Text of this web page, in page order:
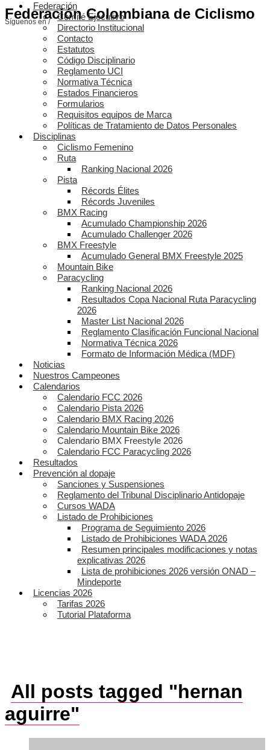
Federación Colombiana de Ciclismo
Síguenos en /
Federación
Comité Ejecutivo
Directorio Institucional
Contacto
Estatutos
Código Disciplinario
Reglamento UCI
Normativa Técnica
Estados Financieros
Formularios
Requisitos equipos de Marca
Políticas de Tratamiento de Datos Personales
Disciplinas
Ciclismo Femenino
Ruta
Ranking Nacional 2026
Pista
Récords Élites
Récords Juveniles
BMX Racing
Acumulado Championship 2026
Acumulado Challenger 2026
BMX Freestyle
Acumulado General BMX Freestyle 2025
Mountain Bike
Paracycling
Ranking Nacional 2026
Resultados Copa Nacional Ruta Paracycling
2026
Master List Nacional 2026
Reglamento Clasificación Funcional Nacional
Normativa Técnica 2026
Formato de Información Médica (MDF)
Noticias
Nuestros Campeones
Calendarios
Calendario FCC 2026
Calendario Pista 2026
Calendario BMX Racing 2026
Calendario Mountain Bike 2026
Calendario BMX Freestyle 2026
Calendario FCC Paracycling 2026
Resultados
Prevención al dopaje
Sanciones y Suspensiones
Reglamento del Tribunal Disciplinario Antidopaje
Cursos WADA
Listado de Prohibiciones
Programa de Seguimiento 2026
Listado de Prohibiciones WADA 2026
Resumen principales modificaciones y notas
explicativas 2026
Lista de prohibiciones 2026 versión ONAD –
Mindeporte
Licencias 2026
Tarifas 2026
Tutorial Plataforma
All posts tagged "hernan
aguirre"